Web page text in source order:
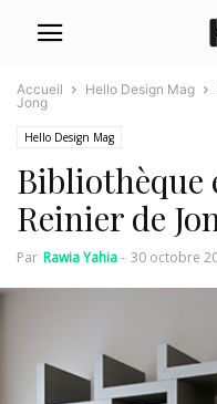
Accueil Hello Design Mag
Jong
Hello Design Mag
Bibliothèque
Reinier de
Par Rawia Yahia- 30 octobre